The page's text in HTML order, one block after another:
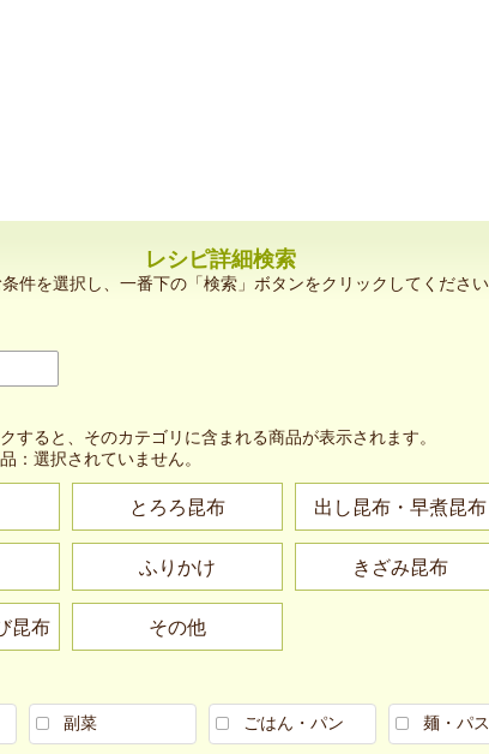
レシピ詳細検索
件を選択し、一番下の「検索」ボタンをクリックしてくださ
すると、そのカテゴリに含まれる商品が表示されます。
： 選択されていません。
とろろ昆布 出し昆布・早煮昆布
ふりかけ きざみ昆布
昆布 その他
副菜 ごはん・パン 麺・パ